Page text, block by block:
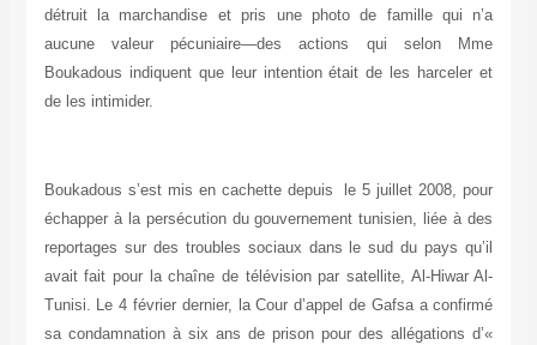
détruit la marchandise et pris une photo de famille qui n’a
aucune valeur pécuniaire—des actions qui selon Mme
Boukadous indiquent que leur intention était de les harceler et
de les intimider.
Boukadous s’est mis en cachette depuis le 5 juillet 2008, pour
échapper à la persécution du gouvernement tunisien, liée à des
reportages sur des troubles sociaux dans le sud du pays qu’il
avait fait pour la chaîne de télévision par satellite, Al-Hiwar Al-
Tunisi. Le 4 février dernier, la Cour d’appel de Gafsa a confirmé
sa condamnation à six ans de prison pour des allégations d’«